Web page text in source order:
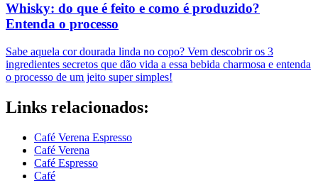
Whisky: do que é feito e como é produzido?
Entenda o processo
Sabe aquela cor dourada linda no copo? Vem descobrir os 3
ingredientes secretos que dão vida a essa bebida charmosa e entenda
o processo de um jeito super simples!
Links relacionados:
Café Verena Espresso
Café Verena
Café Espresso
Café